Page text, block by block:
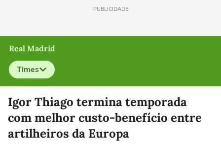
PUBLICIDADE
Real Madrid
Times
Selecione o time para ver as notícias
Igor Thiago termina temporada
com melhor custo-benefício entre
artilheiros da Europa